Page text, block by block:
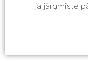
ja järgmiste